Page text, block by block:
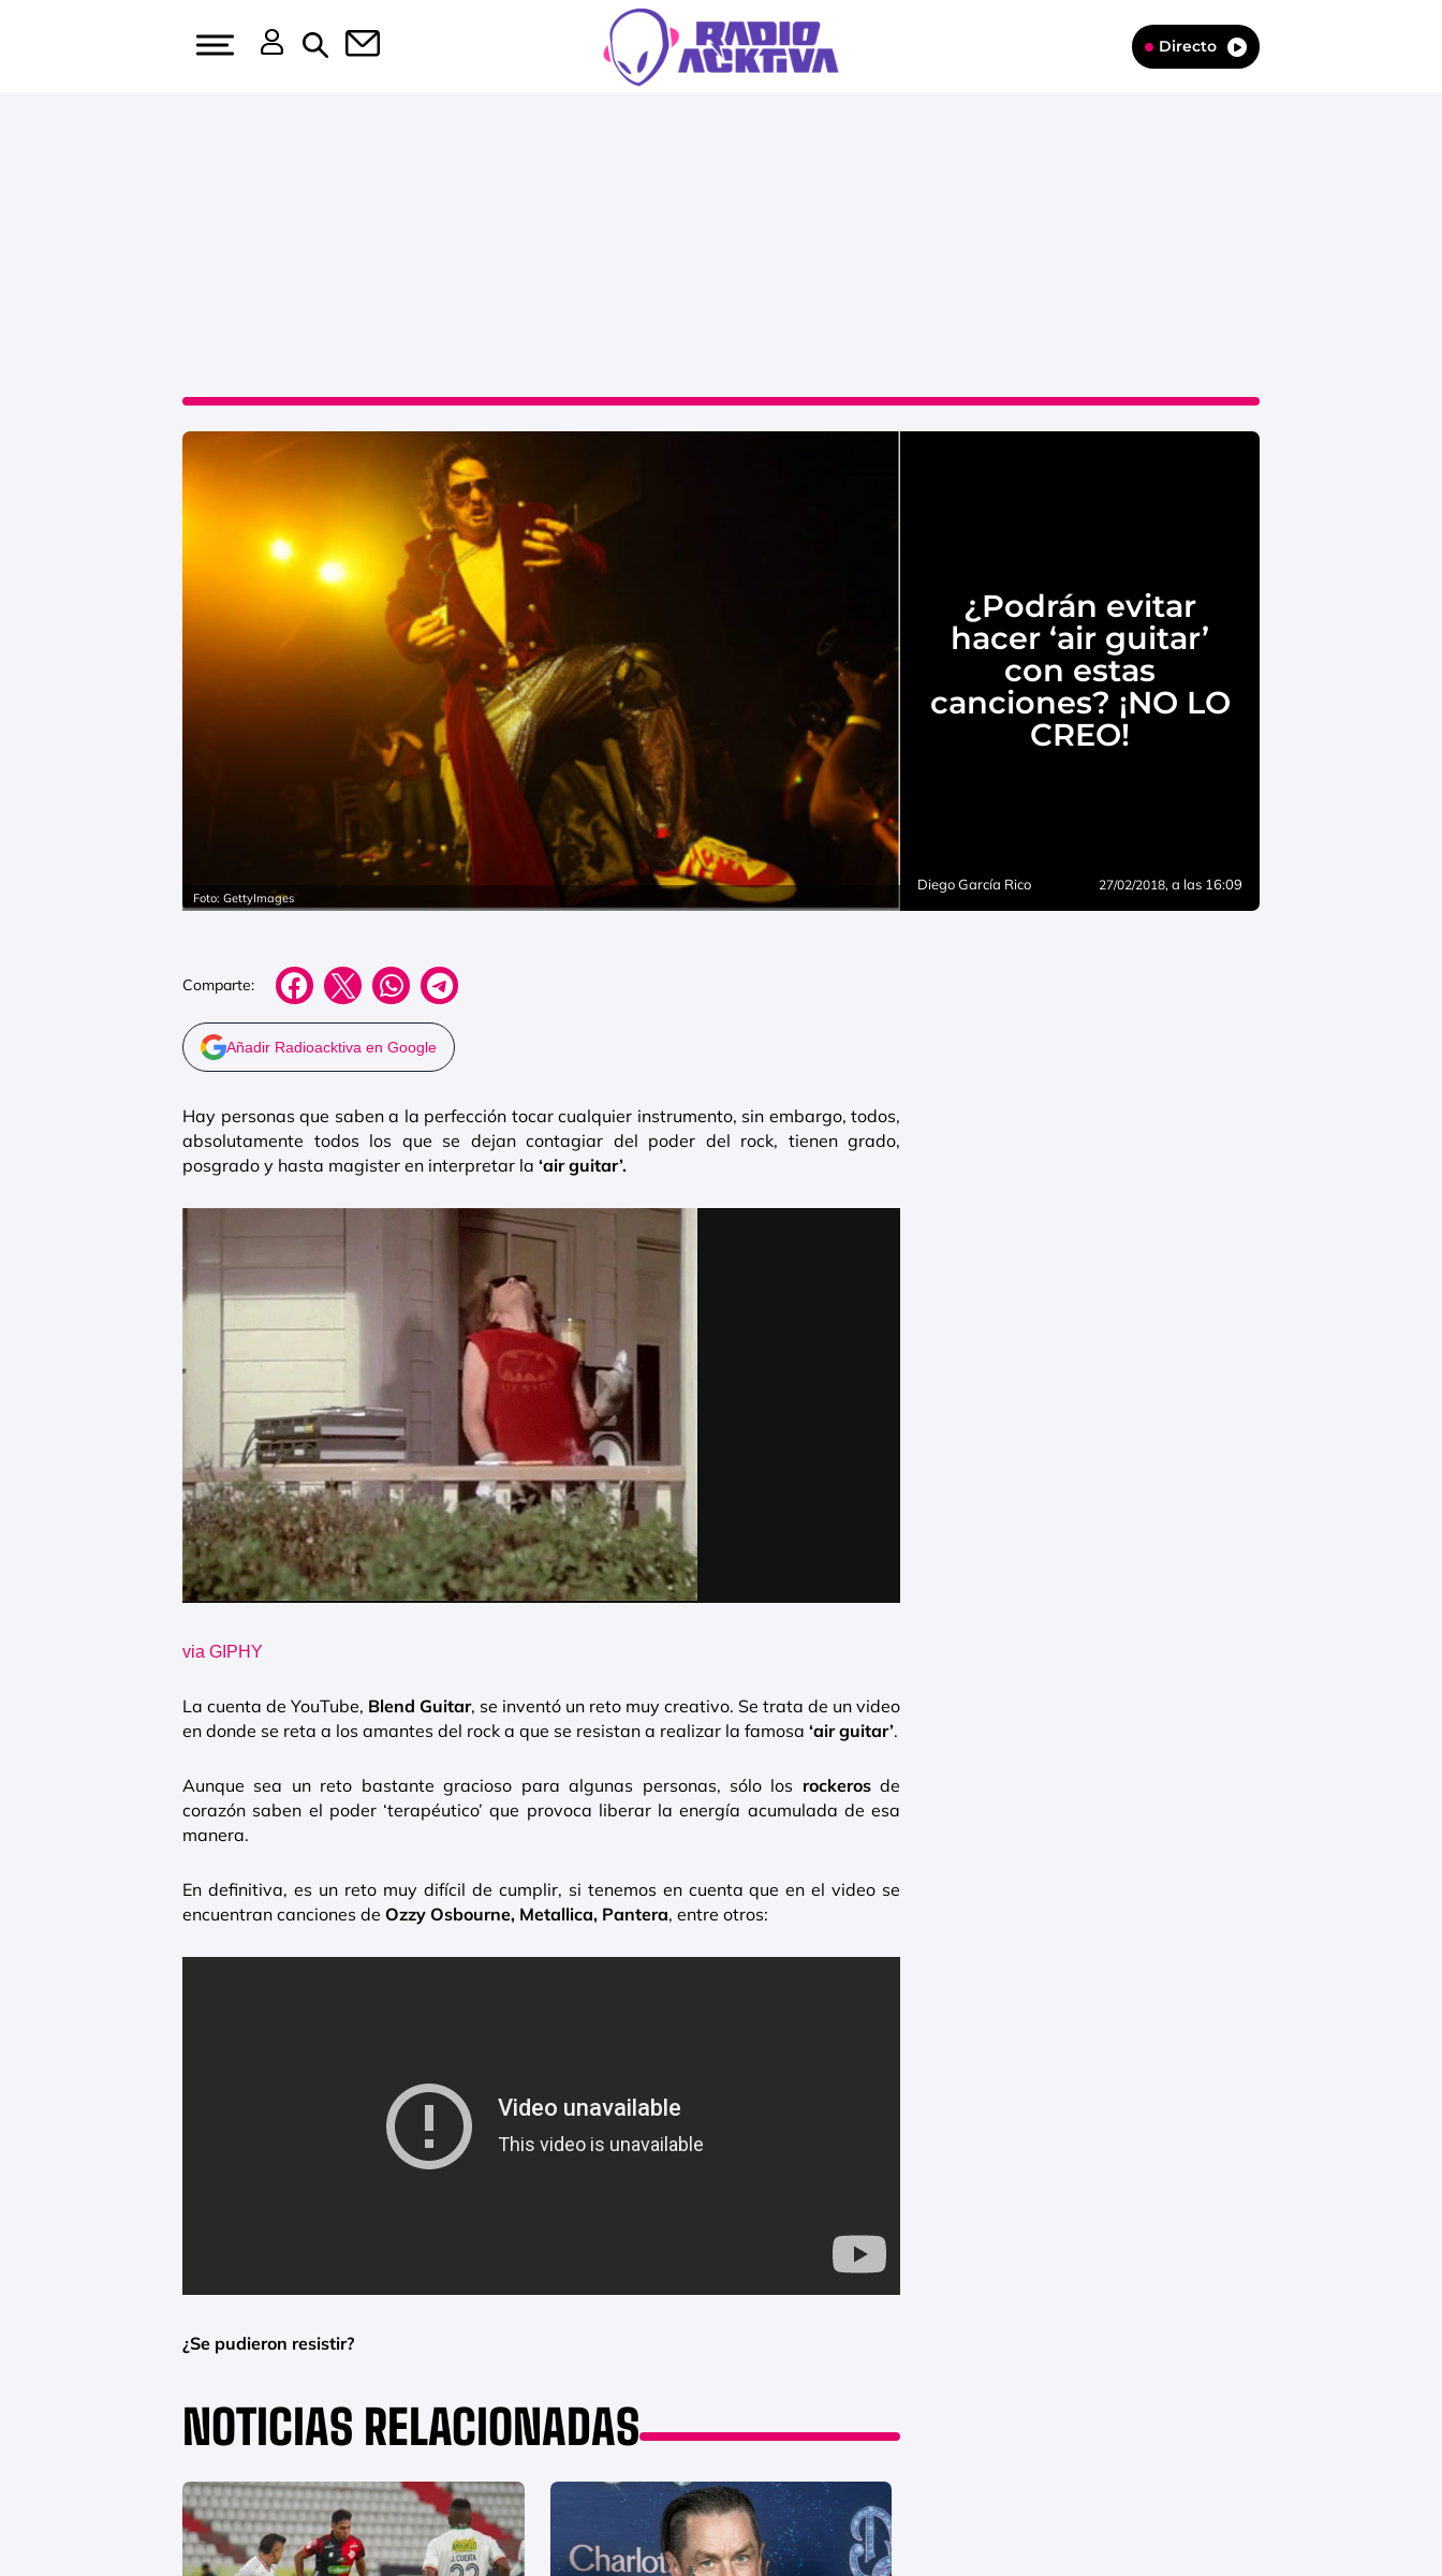
Directo
Foto: GettyImages
¿Podrán evitar
hacer ‘air guitar’
con estas
canciones? ¡NO LO
CREO!
Diego García Rico 27/02/2018, a las 16:09
Comparte:
Añadir Radioacktiva en Google
Hay personas que saben a la perfección tocar cualquier instrumento, sin embargo, todos,
absolutamente todos los que se dejan contagiar del poder del rock, tienen grado,
posgrado y hasta magister en interpretar la ‘air guitar’.
via GIPHY
La cuenta de YouTube, Blend Guitar, se inventó un reto muy creativo. Se trata de un video
en donde se reta a los amantes del rock a que se resistan a realizar la famosa ‘air guitar’.
Aunque sea un reto bastante gracioso para algunas personas, sólo los rockerosde
corazón saben el poder ‘terapéutico’ que provoca liberar la energía acumulada de esa
manera.
En definitiva, es un reto muy difícil de cumplir, si tenemos en cuenta que en el video se
encuentran canciones de Ozzy Osbourne, Metallica, Pantera, entre otros:
¿Se pudieron resistir?
NOTICIAS RELACIONADAS